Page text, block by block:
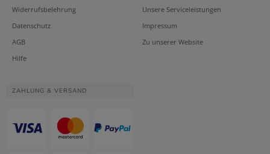
Widerrufsbelehrung
Datenschutz
AGB
Hilfe
Unsere Serviceleistungen
Impressum
Zu unserer Website
ZAHLUNG & VERSAND